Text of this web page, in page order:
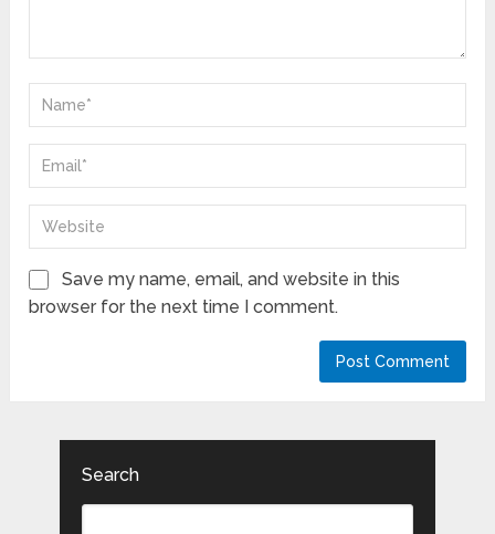
Save my name, email, and website in this
browser for the next time I comment.
Search